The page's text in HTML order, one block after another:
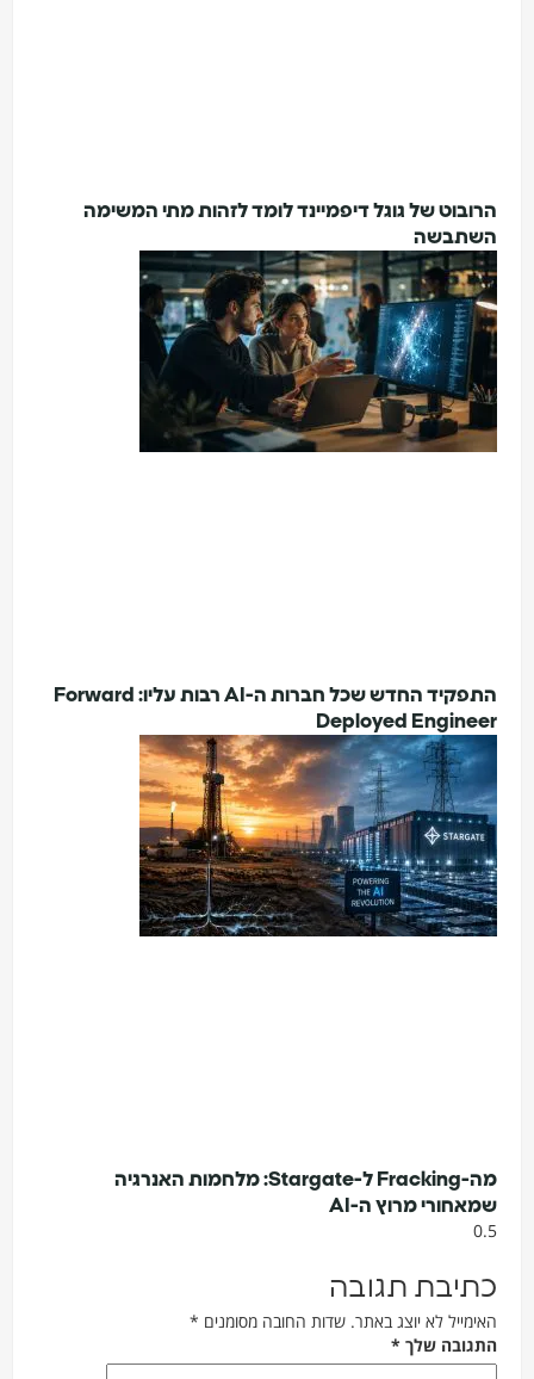
הרובוט של גוגל דיפמיינד לומד לזהות מתי המשימה
השתבשה
התפקיד החדש שכל חברות ה-AI רבות עליו: Forward
Deployed Engineer
מה-Fracking ל-Stargate: מלחמות האנרגיה
שמאחורי מרוץ ה-AI
כתיבת תגובה
האימייל לא יוצג באתר. שדות החובה מסומנים*
התגובה שלך *